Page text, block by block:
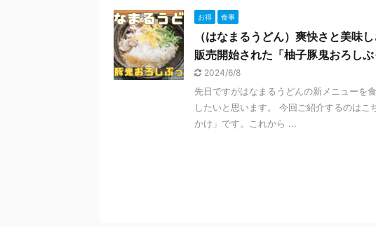
お得 食事
（はなまるうどん）爽快さと美
販売開始された「柚子豚鬼おろし
2024/6/8
先日ですがはなまるうどんの新メニューを
したいと思います。 今回ご紹介するのは
かけ」です。これから ...